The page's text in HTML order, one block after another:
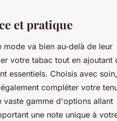
et pratique
va bien au-delà de leur
votre tabac tout en ajoutant
essentiels. Choisis avec
compléter votre
vaste gamme d'options allant
une note unique à